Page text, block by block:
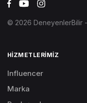
© 2026 DeneyenlerBilir -
HİZMETLERİMİZ
Influencer
Marka